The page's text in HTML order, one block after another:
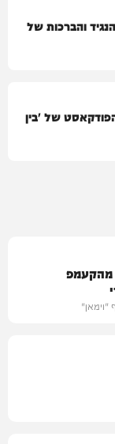
והברכות של
הפודקאסט של 'בין
מהקעמפ